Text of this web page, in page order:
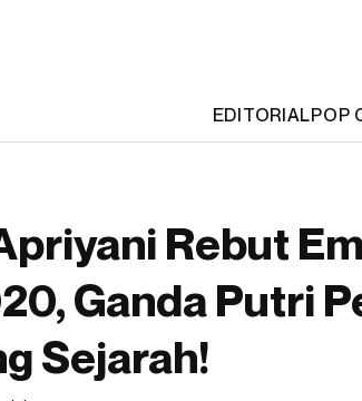
EDITORIALPOP
Rebut
Ganda Putri
Sejarah!